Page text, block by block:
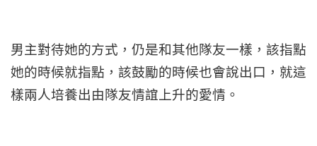
男主對待她的方式，仍是和其他隊友一樣，該指點
她的時候就指點，該鼓勵的時候也會說出口，就這
樣兩人培養出由隊友情誼上升的愛情。